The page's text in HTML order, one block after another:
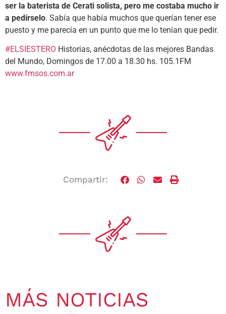
ser la baterista de Cerati solista, pero me costaba mucho ir
a pedírselo. Sabía que había muchos que querían tener ese
puesto y me parecía en un punto que me lo tenían que pedir.
#ELSIESTERO Historias, anécdotas de las mejores Bandas
del Mundo, Domingos de 17.00 a 18.30 hs. 105.1FM
www.fmsos.com.ar
Compartir:
MÁS NOTICIAS